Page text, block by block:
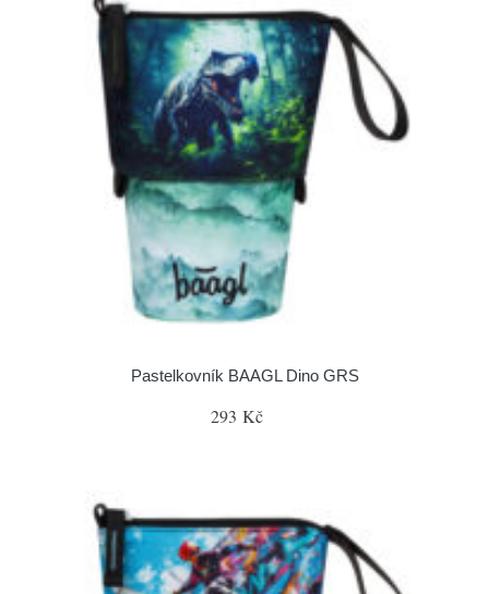
Pastelkovník BAAGL Dino GRS
293 Kč